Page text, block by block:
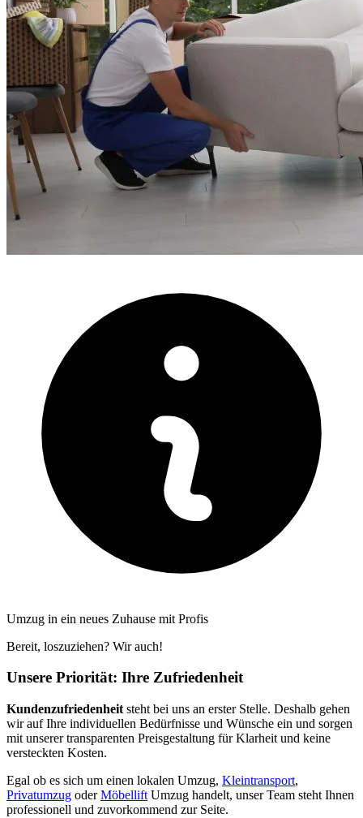
Umzug in ein neues Zuhause mit Profis
Bereit, loszuziehen? Wir auch!
Unsere Priorität: Ihre Zufriedenheit
Kundenzufriedenheit steht bei uns an erster Stelle. Deshalb gehen
wir auf Ihre individuellen Bedürfnisse und Wünsche ein und sorgen
mit unserer transparenten Preisgestaltung für Klarheit und keine
versteckten Kosten.
Egal ob es sich um einen lokalen Umzug, Kleintransport,
Privatumzug oderMöbellift Umzug handelt, unser Team steht Ihnen
professionell und zuvorkommend zur Seite.